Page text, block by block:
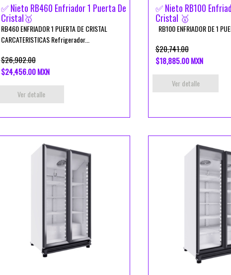
✅ Nieto RB460 Enfriador 1 Puerta De
Cristal🥇
RB460 ENFRIADOR 1 PUERTA DE CRISTAL
CARCATERISTICAS Refrigerador...
$26,902.00
$24,456.00 MXN
Ver detalle
✅ Nieto RB100
Cristal 🥇
RB100 ENFRIADOR DE 1
$20,741.00
$18,885.00 MXN
Ver detalle